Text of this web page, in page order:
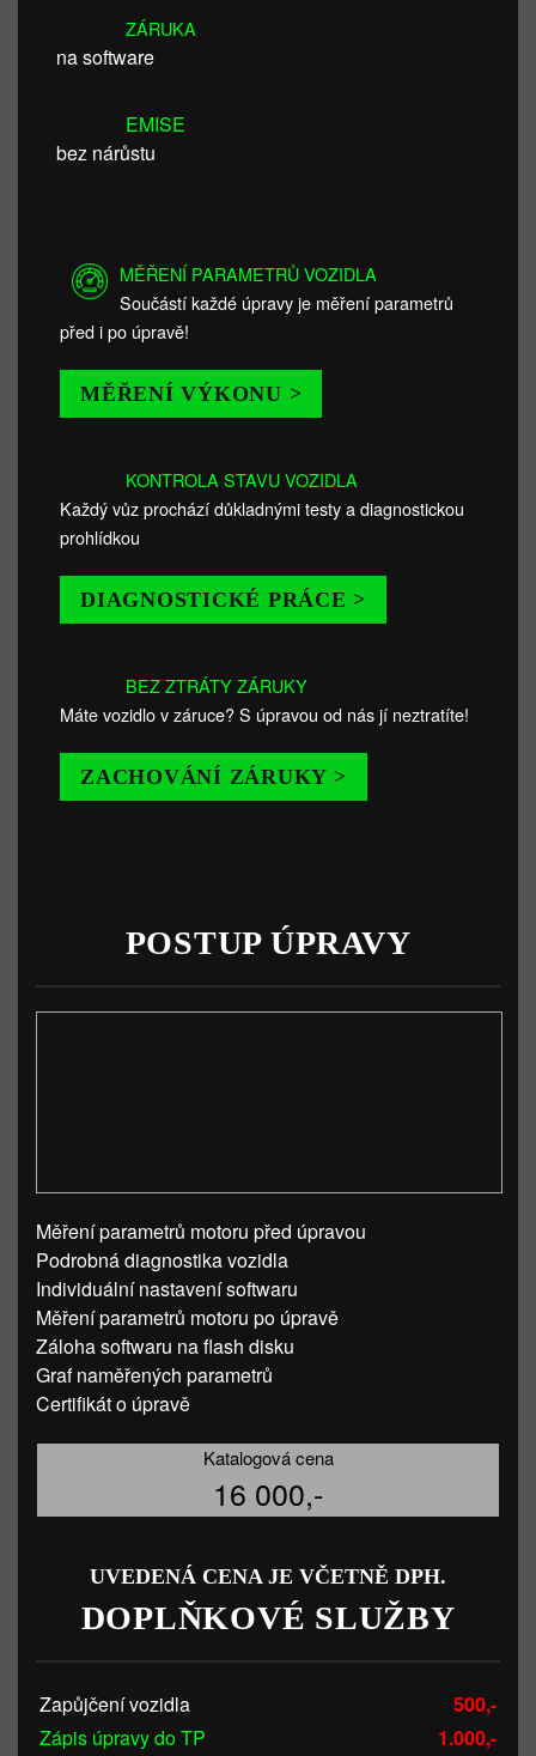
ZÁRUKA
na software
EMISE
bez nárůstu
MĚŘENÍ PARAMETRŮ VOZIDLA
Součástí každé úpravy je měření parametrů
před i po úpravě!
MĚŘENÍ VÝKONU >
KONTROLA STAVU VOZIDLA
Každý vůz prochází důkladnými testy a diagnostickou
prohlídkou
DIAGNOSTICKÉ PRÁCE >
BEZ ZTRÁTY ZÁRUKY
Máte vozidlo v záruce? S úpravou od nás jí neztratíte!
ZACHOVÁNÍ ZÁRUKY >
POSTUP ÚPRAVY
Měření parametrů motoru před úpravou
Podrobná diagnostika vozidla
Individuální nastavení softwaru
Měření parametrů motoru po úpravě
Záloha softwaru na flash disku
Graf naměřených parametrů
Certifikát o úpravě
Katalogová cena
16 000,-
UVEDENÁ CENA JE VČETNĚ DPH.
DOPLŇKOVÉ SLUŽBY
Zapůjčení vozidla
500,-
Zápis úpravy do TP
1.000,-